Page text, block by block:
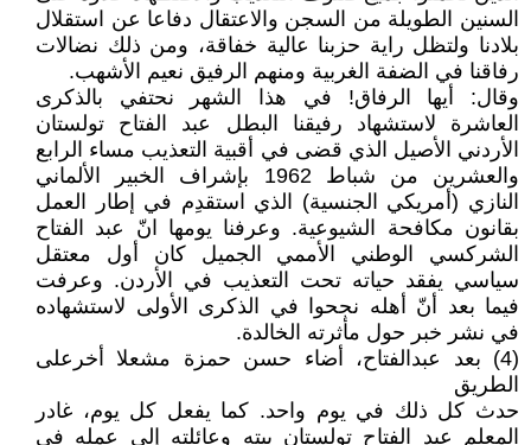
السنين الطويلة من السجن والاعتقال دفاعا عن استقلال
بلادنا ولتظل راية حزبنا عالية خفاقة، ومن ذلك نضالات
رفاقنا في الضفة الغربية ومنهم الرفيق نعيم الأشهب.
وقال: أيها الرفاق! في هذا الشهر نحتفي بالذكرى
العاشرة لاستشهاد رفيقنا البطل عبد الفتاح تولستان
الأردني الأصيل الذي قضى في أقبية التعذيب مساء الرابع
والعشرين من شباط 1962 بإشراف الخبير الألماني
النازي (أمريكي الجنسية) الذي استقدِم في إطار العمل
بقانون مكافحة الشيوعية. وعرفنا يومها انّ عبد الفتاح
الشركسي الوطني الأممي الجميل كان أول معتقل
سياسي يفقد حياته تحت التعذيب في الأردن. وعرفت
فيما بعد أنّ أهله نجحوا في الذكرى الأولى لاستشهاده
في نشر خبر حول مأثرته الخالدة.
(4) بعد عبدالفتاح، أضاء حسن حمزة مشعلا أخرعلى
الطريق
حدث كل ذلك في يوم واحد. كما يفعل كل يوم، غادر
المعلم عبد الفتاح تولستان بيته وعائلته إلى عمله في